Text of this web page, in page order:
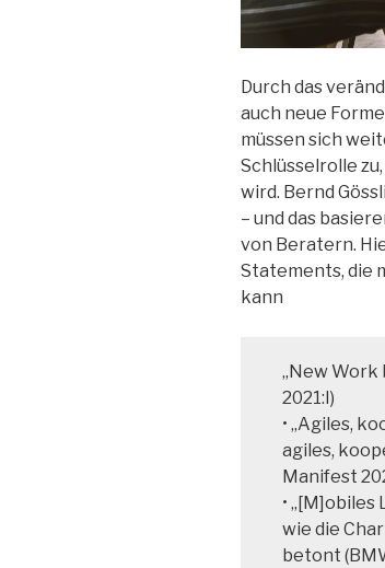
Durch das
auch neue
müssen sich
Schlüsselrolle
wird. Bernd
– und das
von Beratern.
Statements, die
kann
„New Work
2021:I)
• „Agiles,
agiles,
Manifest
•
wie die
betont